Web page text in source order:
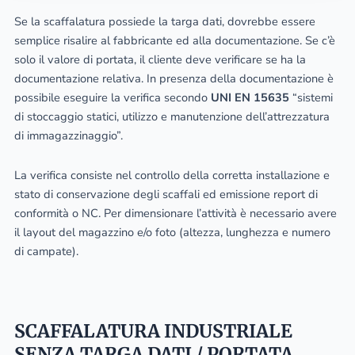
Se la scaffalatura possiede la targa dati, dovrebbe essere
semplice risalire al fabbricante ed alla documentazione. Se c’è
solo il valore di portata, il cliente deve verificare se ha la
documentazione relativa. In presenza della documentazione è
possibile eseguire la verifica secondo UNI EN 15635“sistemi
di stoccaggio statici, utilizzo e manutenzione dell’attrezzatura
di immagazzinaggio”.
La verifica consiste nel controllo della corretta installazione e
stato di conservazione degli scaffali ed emissione report di
conformità o NC. Per dimensionare l’attività è necessario avere
il layout del magazzino e/o foto (altezza, lunghezza e numero
di campate).
SCAFFALATURA INDUSTRIALE